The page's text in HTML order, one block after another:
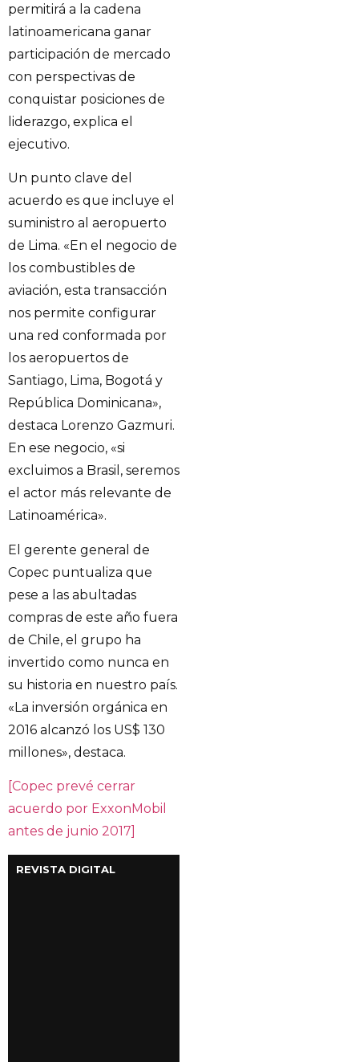
permitirá a la cadena
latinoamericana ganar
participación de mercado
con perspectivas de
conquistar posiciones de
liderazgo, explica el
ejecutivo.
Un punto clave del
acuerdo es que incluye el
suministro al aeropuerto
de Lima. «En el negocio de
los combustibles de
aviación, esta transacción
nos permite configurar
una red conformada por
los aeropuertos de
Santiago, Lima, Bogotá y
República Dominicana»,
destaca Lorenzo Gazmuri.
En ese negocio, «si
excluimos a Brasil, seremos
el actor más relevante de
Latinoamérica».
El gerente general de
Copec puntualiza que
pese a las abultadas
compras de este año fuera
de Chile, el grupo ha
invertido como nunca en
su historia en nuestro país.
«La inversión orgánica en
2016 alcanzó los US$ 130
millones», destaca.
[Copec prevé cerrar
acuerdo por ExxonMobil
antes de junio 2017]
REVISTA DIGITAL